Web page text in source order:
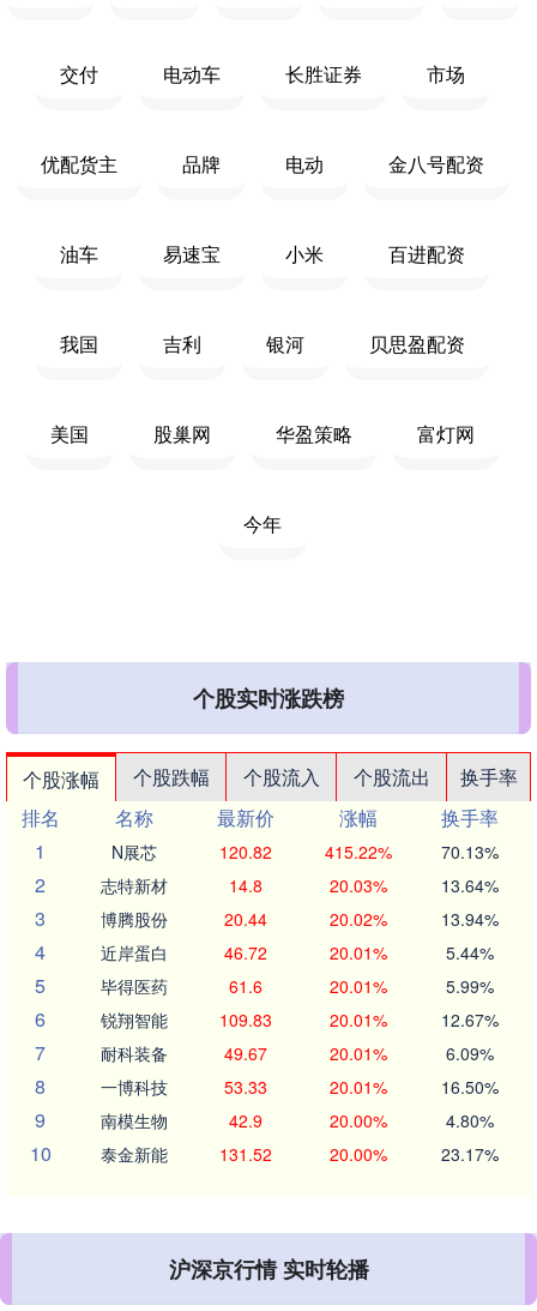
交付 电动车 长胜证券 市场
优配货主 品牌 电动 金八号配资
油车 易速宝 小米 百进配资
我国 吉利 银河 贝思盈配资
美国 股巢网 华盈策略 富灯网
今年
个股实时涨跌榜
个股涨幅 个股跌幅 个股流入 个股流出
换手率
排名
名称 最新价 涨幅
换手率
1
N展芯 120.82 415.22% 70.13%
2 志特新材 14.8 20.03% 13.64%
3 博腾股份 20.44 20.02% 13.94%
4 近岸蛋白 46.72 20.01% 5.44%
5 毕得医药 61.6 20.01% 5.99%
6 锐翔智能 109.83 20.01% 12.67%
7 耐科装备 49.67 20.01% 6.09%
8 一博科技 53.33 20.01% 16.50%
9 南模生物 42.9 20.00% 4.80%
10 泰金新能 131.52 20.00% 23.17%
沪深京行情 实时轮播